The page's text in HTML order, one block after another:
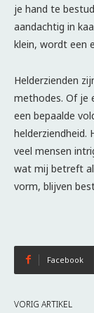
je hand te
aandachtig in
klein, wordt een
Helderzienden
methodes. Of je
een bepaalde
helderziendheid.
veel mensen
wat mij betreft
vorm, blijven
Facebook
VORIG ARTIKEL